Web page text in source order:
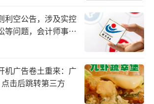
展农业有限公司董事姚嘉对中
公司利用民乐丰富的光热资源
未利用土地资源，现已建成智
平米。主要产品为从法国引进
果实亮丽，大小一致，产量可
利空公告，涉及实控
等问题，会计师事务
见”
机广告卷土重来：广
击后跳转第三方